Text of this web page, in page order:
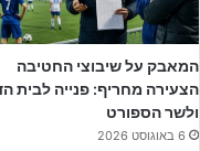
המשחק שנערך בשבת אחה"צ
המאבק על שיבוצי החטיבה
הצעירה מחריף: פנייה לבית
ולשר הספורט
6 באוגוסט 2026